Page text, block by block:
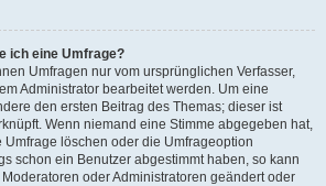
ich eine Umfrage?
Umfragen nur vom ursprünglichen Verfasser,
Administrator bearbeitet werden. Um eine
den ersten Beitrag des Themas; dieser ist
Wenn niemand eine Stimme abgegeben hat,
löschen oder die Umfrageoption
schon ein Benutzer abgestimmt haben, so kann
oder Administratoren geändert oder